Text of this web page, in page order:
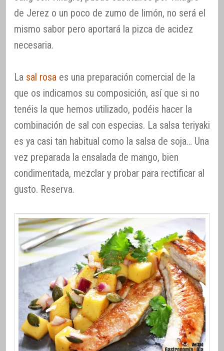
de Jerez o un poco de zumo de limón, no será el
mismo sabor pero aportará la pizca de acidez
necesaria.
La sal rosa es una preparación comercial de la
que os indicamos su composición, así que si no
tenéis la que hemos utilizado, podéis hacer la
combinación de sal con especias. La salsa teriyaki
es ya casi tan habitual como la salsa de soja… Una
vez preparada la ensalada de mango, bien
condimentada, mezclar y probar para rectificar al
gusto. Reserva.